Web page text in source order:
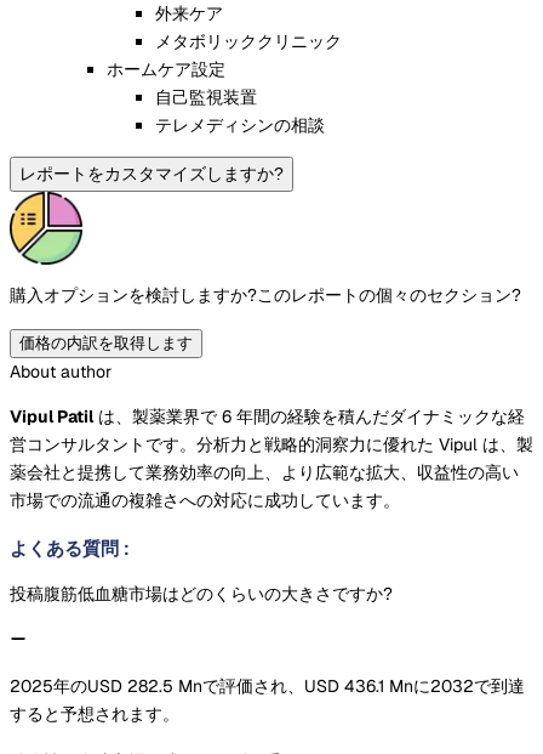
外来ケア
メタボリッククリニック
ホームケア設定
自己監視装置
テレメディシンの相談
レポートをカスタマイズしますか?
購入オプションを検討しますか?このレポートの個々のセクション?
価格の内訳を取得します
About author
Vipul Patilは、製薬業界で 6 年間の経験を積んだダイナミックな経
営コンサルタントです。分析力と戦略的洞察力に優れた Vipul は、製
薬会社と提携して業務効率の向上、より広範な拡大、収益性の高い
市場での流通の複雑さへの対応に成功しています。
よくある質問 :
投稿腹筋低血糖市場はどのくらいの大きさですか?
2025年のUSD 282.5 Mnで評価され、USD 436.1 Mnに2032で到達
すると予想されます。